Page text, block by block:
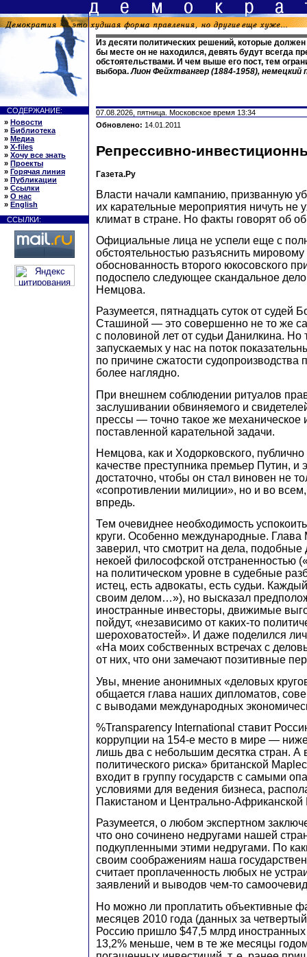
Из десяти политических решений, которые
бы месте он не находился, девять будут всегда
обстоятельствами. И чем выше его пост, тем
выбора.Лион Фейхтвангер (1884-1958), немецкий
СОДЕРЖАНИЕ:
» Новости
» Библиотека
» Медиа
» X-files
» Хочу все знать
» Проекты
» Горячая линия
» Публикации
» Ссылки
» О нас
» English
ССЫЛКИ:
07.08.2026, пятница. Московское время 13:34
Обновлено: 14.01.2011
Репрессивно-
Газета.Ру
Власти начали кампанию, призванную
их карательные мероприятия ничуть не
климат в стране. Но факты говорят об
Официальные лица не успели еще с
обстоятельностью разъяснить
обоснованность второго юкосовского
подоспело следующее скандальное
Немцова.
Разумеется, пятнадцать суток от судей
Сташиной — это совершенно не то же
с половиной лет от судьи Данилкина. Но
запускаемых у нас на поток
по причине сжатости судопроизводства
более наглядно.
При внешнем соблюдении ритуалов
заслушивании обвиняемого и
прессы — точно такое же механическое
поставленной карательной задачи.
Немцова, как и Ходорковского, публично
качестве преступника премьер Путин, и
достаточно, чтобы он стал виновен не
«сопротивлении милиции», но и во
впредь.
Тем очевиднее необходимость
круги. Особенно международные.
заверил, что смотрит на дела,
некоей философской
на политическом уровне в судебные
истец, есть адвокаты, есть судьи.
своим делом…»), но высказал
иностранные инвесторы, движимые
пойдут, «независимо от каких-то
шероховатостей». И даже поделился
«На моих собственных встречах с
от них, что они замечают позитивные
Увы, мнение анонимных «деловых
общается глава наших дипломатов,
с выводами международных
%Transparency International ставит
коррупции на 154-е место в мире —
лишь два с небольшим десятка стран. А
политического риска» британской
входит в группу государств с самыми
условиями для ведения бизнеса,
Пакистаном и Центрально-Африканской
Разумеется, о любом экспертном
что оно сочинено недругами нашей
подкупленными этими недругами. По
своим соображениям наша
считает проплаченность любых не
заявлений и выводов чем-то
Но можно ли проплатить объективные
месяцев 2010 года (данных за
Россию пришло $47,5 млрд иностранных
13,2% меньше, чем в те же месяцы